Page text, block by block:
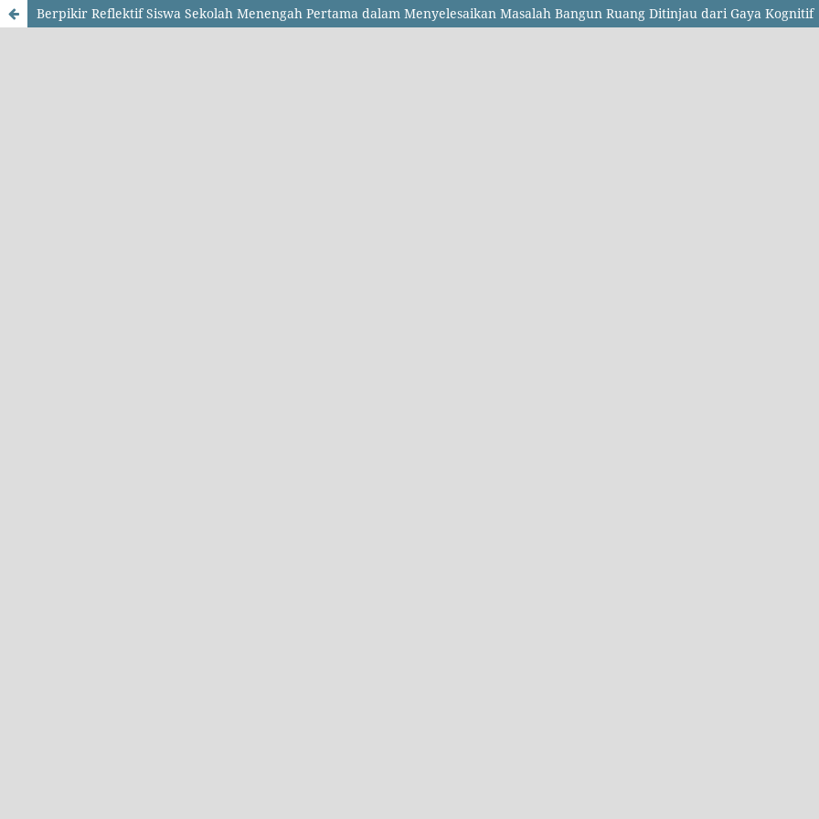
Berpikir Reflektif Siswa Sekolah Menengah Pertama dalam Menyelesaikan Masalah Bangun Ruang Ditinjau dari Gaya Kognitif